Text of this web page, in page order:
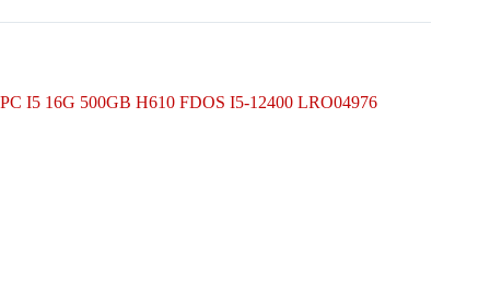
PC I5 16G 500GB H610 FDOS I5-12400 LRO04976